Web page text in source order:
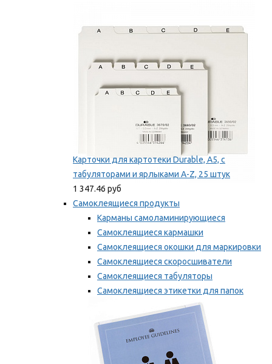
Карточки для картотеки Durable, A5, с
табуляторами и ярлыками A-Z, 25 штук
1 347.46 руб
Самоклеящиеся продукты
Карманы самоламинирующиеся
Самоклеящиеся кармашки
Самоклеящиеся окошки для маркировки
Самоклеящиеся скоросшиватели
Самоклеящиеся табуляторы
Самоклеящиеся этикетки для папок
Таблички для маркировки
Мы рекомендуем